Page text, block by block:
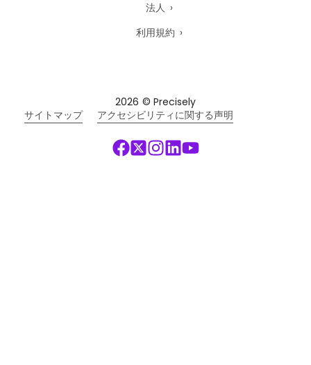
法人
利用規約
2026 © Precisely
サイトマップ
アクセシビリティに関する声明